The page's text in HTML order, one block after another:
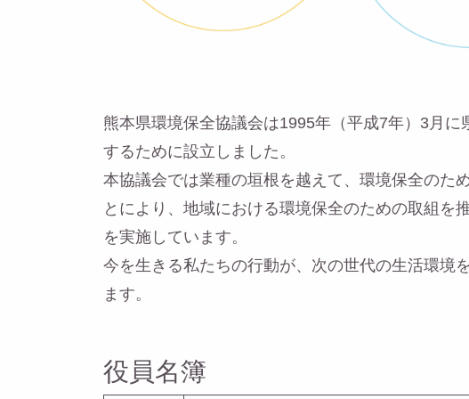
熊本県環境保全協議会は1995年（平成7年）3月
するために設立しました。
本協議会では業種の垣根を越えて、環境保全のた
とにより、地域における環境保全のための取組を
を実施しています。
今を生きる私たちの行動が、次の世代の生活環境
ます。
役員名簿